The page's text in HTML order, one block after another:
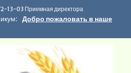
13-03 Приемная директора
Добро пожаловать в наше